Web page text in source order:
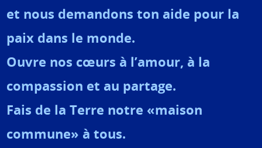
et nous demandons ton aide pour la
paix dans le monde.
Ouvre nos cœurs à l’amour, à la
compassion et au partage.
Fais de la Terre notre «maison
commune» à tous.